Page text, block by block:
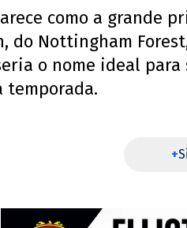
como a grande
do Nottingham
o nome ideal
temporada.
+